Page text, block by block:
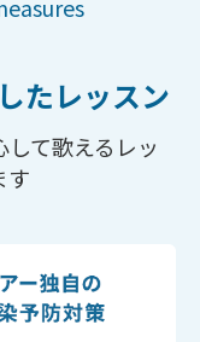
たレッスン
して歌えるレッ
す